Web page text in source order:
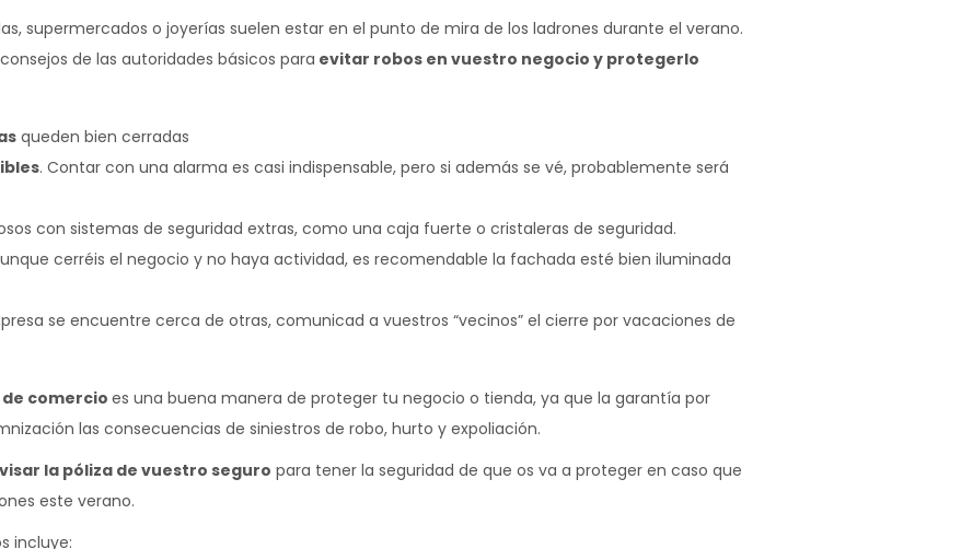
supermercados o joyerías suelen estar en el punto de mira de los ladrones durante el verano.
de las autoridades básicos para evitar robos en vuestro negocio y protegerlo
queden bien cerradas
. Contar con una alarma es casi indispensable, pero si además se vé, probablemente será
con sistemas de seguridad extras, como una caja fuerte o cristaleras de seguridad.
cerréis el negocio y no haya actividad, es recomendable la fachada esté bien iluminada
se encuentre cerca de otras, comunicad a vuestros “vecinos” el cierre por vacaciones de
comercioes una buena manera de proteger tu negocio o tienda, ya que la garantía por
las consecuencias de siniestros de robo, hurto y expoliación.
la póliza de vuestro seguro para tener la seguridad de que os va a proteger en caso que
este verano.
incluye: